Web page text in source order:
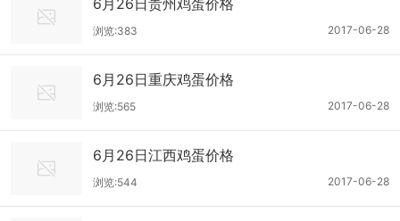
6月26日贵州鸡蛋价格
2017-06-28
浏览:383
6月26日重庆鸡蛋价格
2017-06-28
浏览:565
6月26日江西鸡蛋价格
2017-06-28
浏览:544